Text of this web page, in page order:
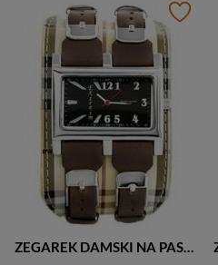
ZEGAREK DAMSKI NA PASKU CASUAL EXTREIM EXT-Y013A-3A (zx673c)